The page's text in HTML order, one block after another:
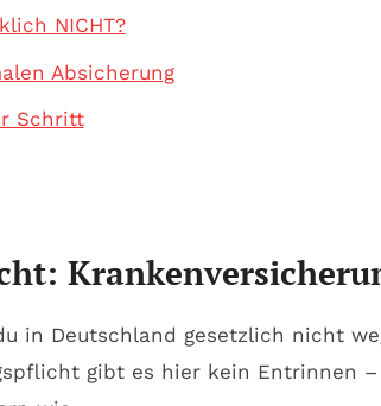
NICHT?
Absicherung
Schritt
in Deutschland gesetzlich nicht
gibt es hier kein Entrinnen